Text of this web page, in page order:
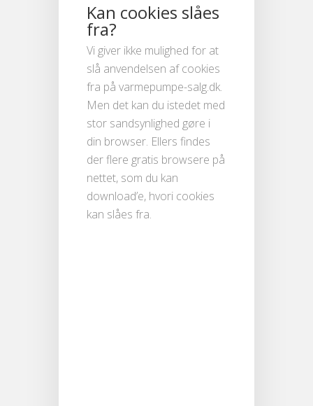
Kan cookies slåes
fra?
Vi giver ikke mulighed for at
slå anvendelsen af cookies
fra på varmepumpe-salg.dk.
Men det kan du istedet med
stor sandsynlighed gøre i
din browser. Ellers findes
der flere gratis browsere på
nettet, som du kan
download’e, hvori cookies
kan slåes fra.